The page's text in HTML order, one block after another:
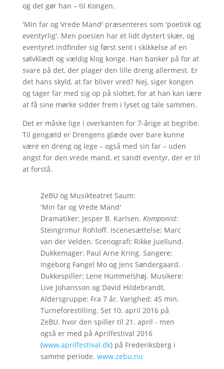
og det gør han – til Kongen.
'Min far og Vrede Mand' præsenteres som 'poetisk og
eventyrlig'. Men poesien har et lidt dystert skær, og
eventyret indfinder sig først sent i skikkelse af en
sølvklædt og vældig klog konge. Han banker på for at
svare på det, der plager den lille dreng allermest. Er
det hans skyld, at far bliver vred? Nej, siger kongen
og tager far med sig op på slottet, for at han kan lære
at få sine mørke sidder frem i lyset og tale sammen.
Det er måske lige i overkanten for 7-årige at begribe.
Til gengæld er Drengens glæde over bare kunne
være en dreng og lege – også med sin far – uden
angst for den vrede mand, et sandt eventyr, der er til
at forstå.
ZeBU og Musikteatret Saum:
'Min far og Vrede Mand'
Dramatiker: Jesper B. Karlsen. Komponist:
Steingrimur Rohloff. Iscenesættelse: Marc
van der Velden. Scenografi: Rikke Juellund.
Dukkemager: Paul Arne Kring. Sangere:
Ingeborg Fangel Mo og Jens Søndergaard.
Dukkespiller: Lene Hummelshøj. Musikere:
Live Johansson og David Hildebrandt.
Aldersgruppe: Fra 7 år. Varighed: 45 min.
Turneforestilling. Set 10. april 2016 på
ZeBU. hvor den spiller til 21. april - men
også er med på Aprilfestival 2016
(www.aprilfestival.dk) på Frederiksberg i
samme periode. www.zebu.nu